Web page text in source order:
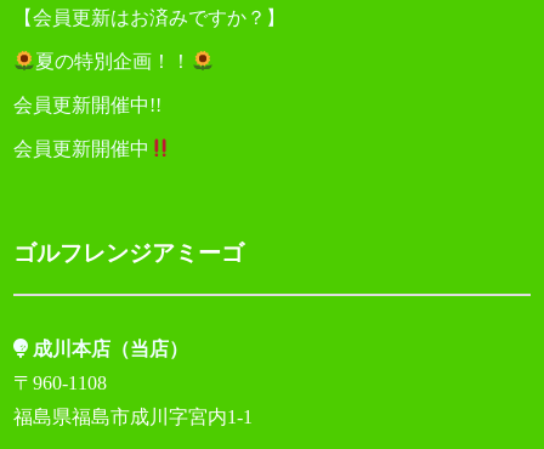
【会員更新はお済みですか？】
夏の特別企画！！
会員更新開催中!!
会員更新開催中
ゴルフレンジアミーゴ
成川本店（当店）
〒960-1108
福島県福島市成川字宮内1-1